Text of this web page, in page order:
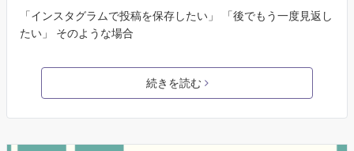
「インスタグラムで投稿を保存したい」 「後でもう一度見返し
たい」 そのような場合
続きを読む